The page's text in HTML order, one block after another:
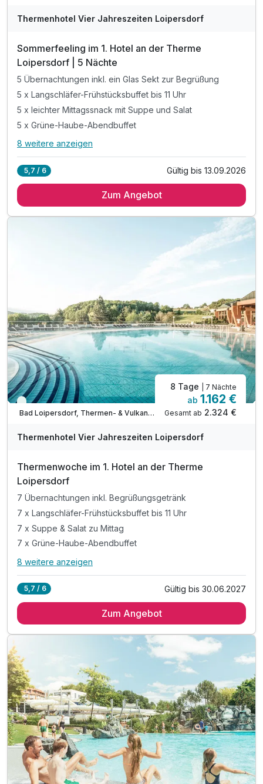
WAR
202
Thermenhotel Vier Jahreszeiten Loipersdorf
Sommerfeeling im 1. Hotel an der Therme
Loipersdorf | 5 Nächte
5 Übernachtungen inkl. ein Glas Sekt zur Begrüßung
5 x Langschläfer-Frühstücksbuffet bis 11 Uhr
5 x leichter Mittagssnack mit Suppe und Salat
5 x Grüne-Haube-Abendbuffet
Alle Inklusivleistungen
5 x Langschläfer-Frühstücksbuffet bis 11 Uhr
6 x Therme Loipersdorf Fun Park und Sauna*
inkl. gratis Softeis für Kinder bis 15 Jahre
inkl. kuschlige Bademäntel & Tücher von " Vossen "
inkl. direkter, unterirdischer Zugang zur Therme
hoteleigener Liegebereich in der Therme
inkl. kostenloser & sicherer Garagenplatz
8 weitere anzeigen
5,7 / 6 Gültig bis 13.09.2026
Zum Angebot
WAR
202
Viele Termine frei
Bad Loipersdorf, Thermen- & Vulkanland Steiermark
8 Tage | 7 Nächte
ab 1.162 €
Gesamt ab 2.324 €
Thermenhotel Vier Jahreszeiten Loipersdorf
Thermenwoche im 1. Hotel an der Therme
Loipersdorf
7 Übernachtungen inkl. Begrüßungsgetränk
7 x Langschläfer-Frühstücksbuffet bis 11 Uhr
7 x Suppe & Salat zu Mittag
7 x Grüne-Haube-Abendbuffet
Alle Inklusivleistungen
7 x Langschläfer-Frühstücksbuffet bis 11 Uhr
7 x Grüne-Haube-Abendbuffet
8 x Therme Loipersdorf mit Sauna und Fun Park*
inkl. Fitness-Studio im Thermenresort
inkl. kuschlige Bademäntel & Tücher von " Vossen"
inkl. direkter, unterirdischer Zugang zur Therme
inkl. hoteleigener Liegebereich in der Therme
inkl. Sport- und Vitalprogramm in der Therme
inkl. sicherer Garagenplatz
Verlängerungsnächte inkl. 3/4 Pension & Therme
8 weitere anzeigen
5,7 / 6 Gültig bis 30.06.2027
Zum Angebot